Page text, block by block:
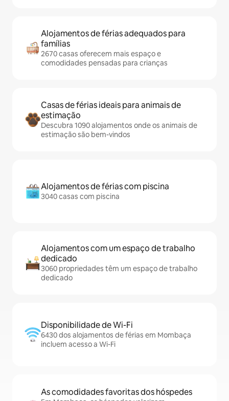
Alojamentos de férias adequados para
famílias
2670 casas oferecem mais espaço e
comodidades pensadas para crianças
Casas de férias ideais para animais de
estimação
Descubra 1090 alojamentos onde os animais de
estimação são bem-vindos
Alojamentos de férias com piscina
3040 casas com piscina
Alojamentos com um espaço de trabalho
dedicado
3060 propriedades têm um espaço de trabalho
dedicado
Disponibilidade de Wi-Fi
6430 dos alojamentos de férias em Mombaça
incluem acesso a Wi-Fi
As comodidades favoritas dos hóspedes